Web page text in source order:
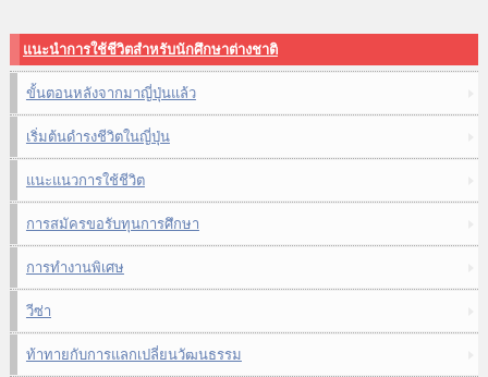
แนะนำการใช้ชีวิตสำหรับนักศึกษาต่างชาติ
ขั้นตอนหลังจากมาญี่ปุ่นแล้ว
เริ่มต้นดำรงชีวิตในญี่ปุ่น
แนะแนวการใช้ชีวิต
การสมัครขอรับทุนการศึกษา
การทำงานพิเศษ
วีซ่า
ท้าทายกับการแลกเปลี่ยนวัฒนธรรม